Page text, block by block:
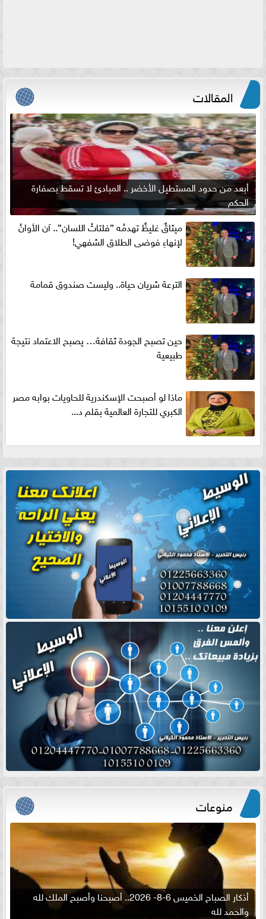
المقالات
أبعد من حدود المستطيل الأخضر .. المبادئ لا تسقط بصفارة
الحكم
ميثاقٌ غليظٌ تهدمُه ”فلتاتُ اللسان”.. آن الأوانُ
لإنهاءِ فوضى الطلاق الشفهي!
الترعة شريان حياة.. وليست صندوق قمامة
حين تصبح الجودة ثقافة… يصبح الاعتماد نتيجة
طبيعية
ماذا لو أصبحت الإسكندرية للحاويات بوابه مصر
الكبري للتجارة العالمية بقلم د...
منوعات
أذكار الصباح الخميس 6-8- 2026.. أصبحنا وأصبح الملك لله
والحمد لله